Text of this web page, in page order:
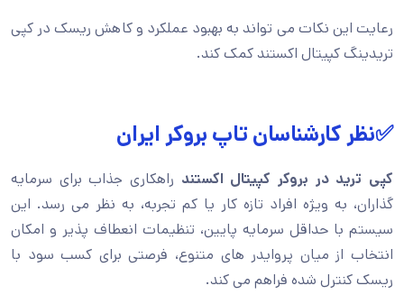
رعایت این نکات می تواند به بهبود عملکرد و کاهش ریسک در کپی
تریدینگ کپیتال اکستند کمک کند.
✅نظر کارشناسان تاپ بروکر ایران
کپی ترید در بروکر کپیتال اکستند راهکاری جذاب برای سرمایه
گذاران، به ویژه افراد تازه کار یا کم تجربه، به نظر می رسد. این
سیستم با حداقل سرمایه پایین، تنظیمات انعطاف پذیر و امکان
انتخاب از میان پروایدر های متنوع، فرصتی برای کسب سود با
ریسک کنترل شده فراهم می کند.